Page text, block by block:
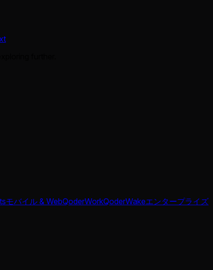
モバイル & WebQoderWorkQoderWakeエンタープライズ